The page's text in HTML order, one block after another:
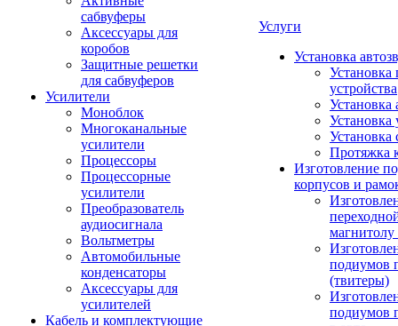
сабвуферы
Аксессуары для
коробов
Защитные решетки
для сабвуферов
Усилители
Моноблок
Многоканальные
усилители
Процессоры
Процессорные
усилители
Преобразователь
аудиосигнала
Вольтметры
Автомобильные
конденсаторы
Аксессуары для
усилителей
Кабель и комплектующие
Услуги
Установка
Установка
устройства
Установка
Установка
Установка
Протяжка
Изготовление
корпусов и
подиумов
(твитеры)
подиумов